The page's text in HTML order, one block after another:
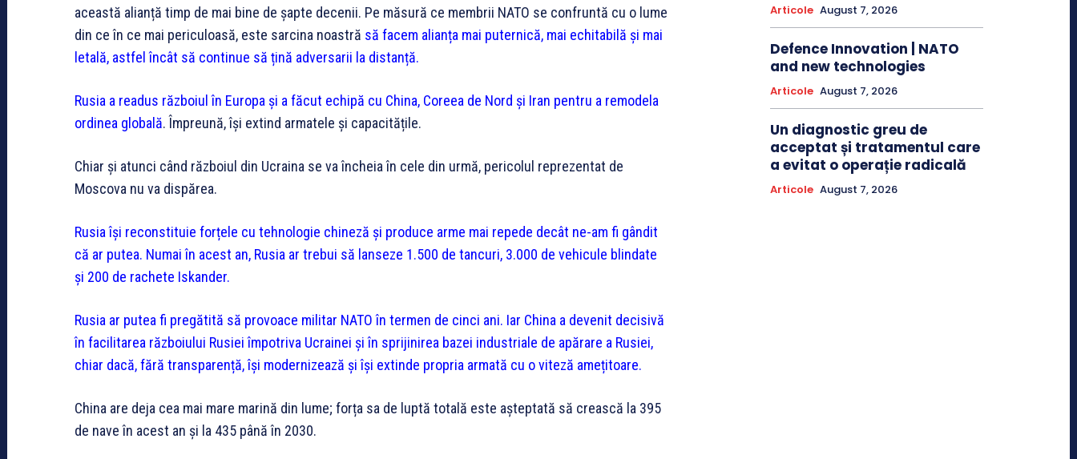
această alianță timp de mai bine de șapte decenii. Pe măsură ce membrii NATO se confruntă cu o lume
din ce în ce mai periculoasă, este sarcina noastră să facem alianța mai puternică, mai echitabilă și mai
letală, astfel încât să continue să țină adversarii la distanță.
Rusia a readus războiul în Europa și a făcut echipă cu China, Coreea de Nord și Iran pentru a remodela
ordinea globală. Împreună, își extind armatele și capacitățile.
Chiar și atunci când războiul din Ucraina se va încheia în cele din urmă, pericolul reprezentat de
Moscova nu va dispărea.
Rusia își reconstituie forțele cu tehnologie chineză și produce arme mai repede decât ne-am fi gândit
că ar putea. Numai în acest an, Rusia ar trebui să lanseze 1.500 de tancuri, 3.000 de vehicule blindate
și 200 de rachete Iskander.
Rusia ar putea fi pregătită să provoace militar NATO în termen de cinci ani. Iar China a devenit decisivă
în facilitarea războiului Rusiei împotriva Ucrainei și în sprijinirea bazei industriale de apărare a Rusiei,
chiar dacă, fără transparență, își modernizează și își extinde propria armată cu o viteză amețitoare.
China are deja cea mai mare marină din lume; forța sa de luptă totală este așteptată să crească la 395
de nave în acest an și la 435 până în 2030.
Articole August 7, 2026
Defence Innovation | NATO
and new technologies
Articole August 7, 2026
Un diagnostic greu de
acceptat și tratamentul care
a evitat o operație radicală
Articole August 7, 2026